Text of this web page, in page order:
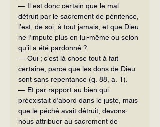
— Il est donc certain que le mal
détruit par le sacrement de pénitence,
l’est, de soi, à tout jamais, et que Dieu
ne l’impute plus en lui-même ou selon
qu’il a été pardonné ?
— Oui ; c’est là chose tout à fait
certaine, parce que les dons de Dieu
sont sans repentance (q. 88, a. 1).
— Et par rapport au bien qui
préexistait d’abord dans le juste, mais
que le péché avait détruit, devons-
nous attribuer au sacrement de